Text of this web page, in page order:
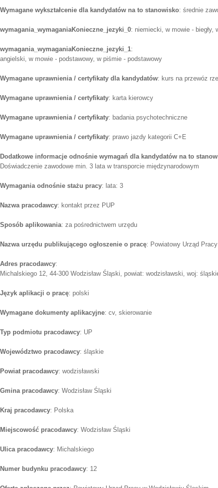
Wymagane wykształcenie dla kandydatów na to stanowisko: średnie
wymagania_wymaganiaKonieczne_jezyki_0: niemiecki, w mowie - biegły,
wymagania_wymaganiaKonieczne_jezyki_1:
angielski, w mowie - podstawowy, w piśmie - podstawowy
Wymagane uprawnienia / certyfikaty dla kandydatów: kurs na przewóz
Wymagane uprawnienia / certyfikaty: karta kierowcy
Wymagane uprawnienia / certyfikaty: badania psychotechniczne
Wymagane uprawnienia / certyfikaty: prawo jazdy kategorii C+E
Dodatkowe informacje odnośnie wymagań dla kandydatów na to
Doświadczenie zawodowe min. 3 lata w transporcie międzynarodowym
Wymagania odnośnie stażu pracy: lata: 3
Nazwa pracodawcy: kontakt przez PUP
Sposób aplikowania: za pośrednictwem urzędu
Nazwa urzędu publikującego ogłoszenie o pracę: Powiatowy Urząd
Adres pracodawcy:
Michalskiego 12, 44-300 Wodzisław Śląski, powiat: wodzisławski, woj:
Język aplikacji o pracę: polski
Wymagane dokumenty aplikacyjne: cv, skierowanie
Typ podmiotu pracodawcy: UP
Województwo pracodawcy: śląskie
Powiat pracodawcy: wodzisławski
Gmina pracodawcy: Wodzisław Śląski
Kraj pracodawcy: Polska
Miejscowość pracodawcy: Wodzisław Śląski
Ulica pracodawcy: Michalskiego
Numer budynku pracodawcy: 12